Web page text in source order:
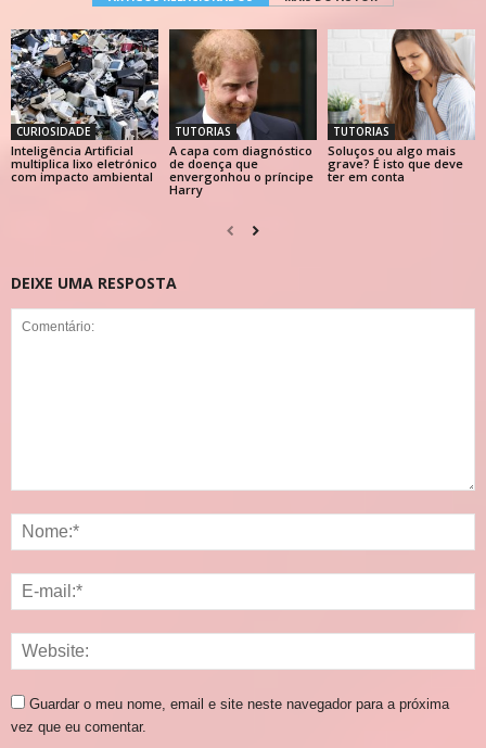
CURIOSIDADE
Inteligência Artificial
multiplica lixo eletrónico
com impacto ambiental
TUTORIAS
A capa com diagnóstico
de doença que
envergonhou o príncipe
Harry
TUTORIAS
Soluços ou algo mais
grave? É isto que deve
ter em conta
DEIXE UMA RESPOSTA
Guardar o meu nome, email e site neste navegador para a próxima
vez que eu comentar.